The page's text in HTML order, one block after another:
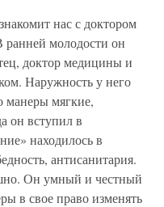
нас с доктором
молодости он
доктор медицины и
Наружность у него
манеры мягкие,
он вступил в
находилось в
антисанитария.
Он умный и честный
в свое право изменять